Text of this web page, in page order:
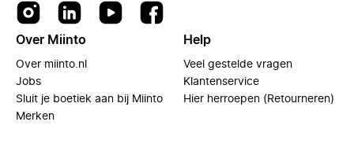
Over Miinto
Over miinto.nl
Jobs
Sluit je boetiek aan bij Miinto
Merken
Help
Veel gestelde vragen
Klantenservice
Hier herroepen (Retourneren)